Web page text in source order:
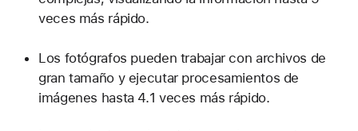
veces más rápido.
Los fotógrafos pueden trabajar con archivos de
gran tamaño y ejecutar procesamientos de
imágenes hasta 4.1 veces más rápido.